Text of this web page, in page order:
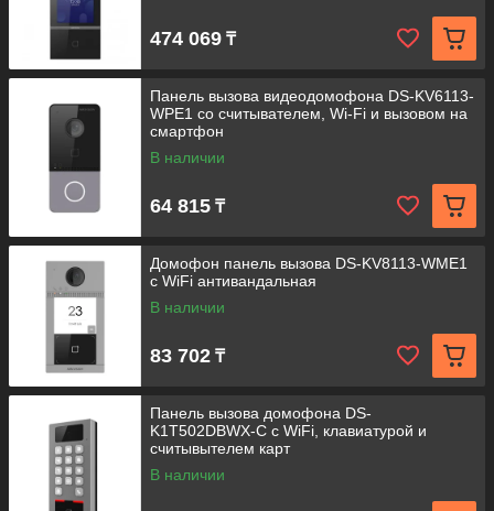
474 069 ₸
Панель вызова видеодомофона DS-KV6113-
WPE1 со считывателем, Wi-Fi и вызовом на
смартфон
В наличии
64 815 ₸
Домофон панель вызова DS-KV8113-WME1
с WiFi антивандальная
В наличии
83 702 ₸
Панель вызова домофона DS-
K1T502DBWX-C с WiFi, клавиатурой и
считывытелем карт
В наличии